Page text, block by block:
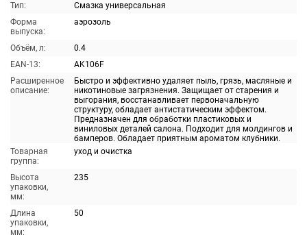
Тип:
Смазка универсальная
Форма
выпуска:
аэрозоль
Объём, л:
0.4
EAN-13:
AK106F
Расширенное
описание:
Быстро и эффективно удаляет пыль, грязь, масляные и
никотиновые загрязнения. Защищает от старения и
выгорания, восстанавливает первоначальную
структуру, обладает антистатическим эффектом.
Предназначен для обработки пластиковых и
виниловых деталей салона. Подходит для молдингов и
бамперов. Обладает приятным ароматом клубники.
Товарная
группа:
уход и очистка
Высота
упаковки,
мм:
235
Длина
упаковки,
мм:
50